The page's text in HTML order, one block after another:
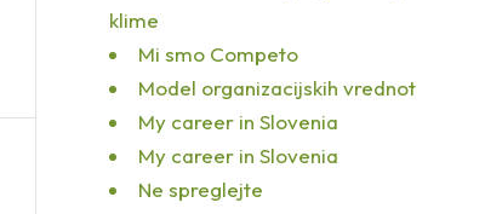
klime
Mi smo Competo
Model organizacijskih vrednot
My career in Slovenia
My career in Slovenia
Ne spreglejte